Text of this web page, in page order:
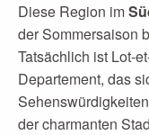
Diese Region im
der Sommersaison
Tatsächlich ist Lot-
Departement, das
der charmanten